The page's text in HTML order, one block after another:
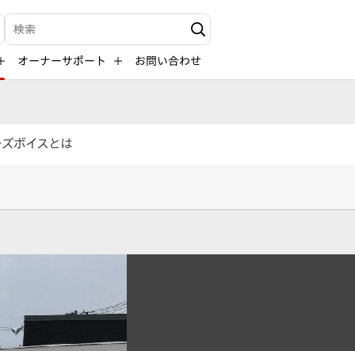
検索キーワード入力
オーナーサポート お問い合わせ
ボイスとは